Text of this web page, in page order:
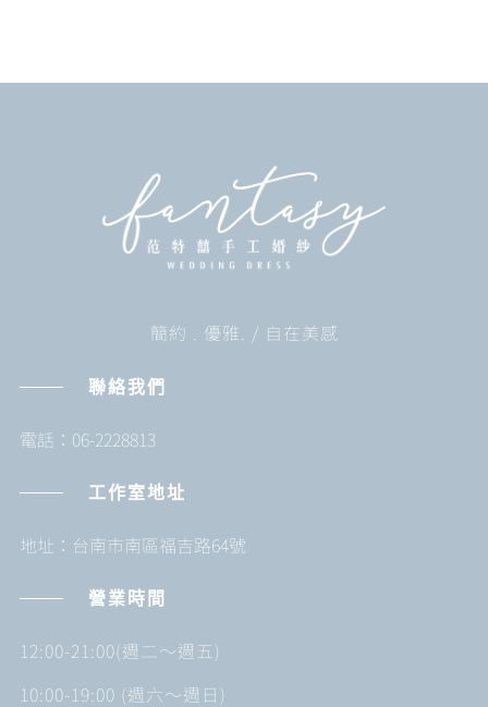
簡約 . 優雅. / 自在美感
聯絡我們
電話：06-2228813
工作室地址
地址：台南市南區福吉路64號
營業時間
12:00-21:00(週二～週五)
10:00-19:00 (週六～週日)